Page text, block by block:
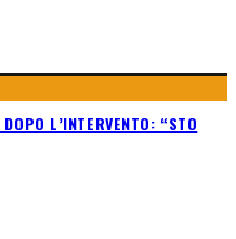
L’INTERVENTO: “STO